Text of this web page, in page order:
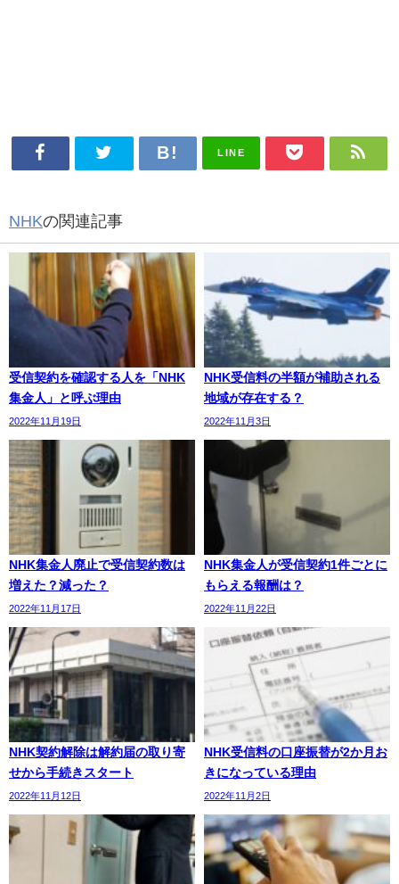
LINE
NHKの関連記事
受信契約を確認する人を「NHK
集金人」と呼ぶ理由
2022年11月19日
NHK受信料の半額が補助される
地域が存在する？
2022年11月3日
NHK集金人廃止で受信契約数は
増えた？減った？
2022年11月17日
NHK集金人が受信契約1件ごとに
もらえる報酬は？
2022年11月22日
NHK契約解除は解約届の取り寄
せから手続きスタート
2022年11月12日
NHK受信料の口座振替が2か月お
きになっている理由
2022年11月2日